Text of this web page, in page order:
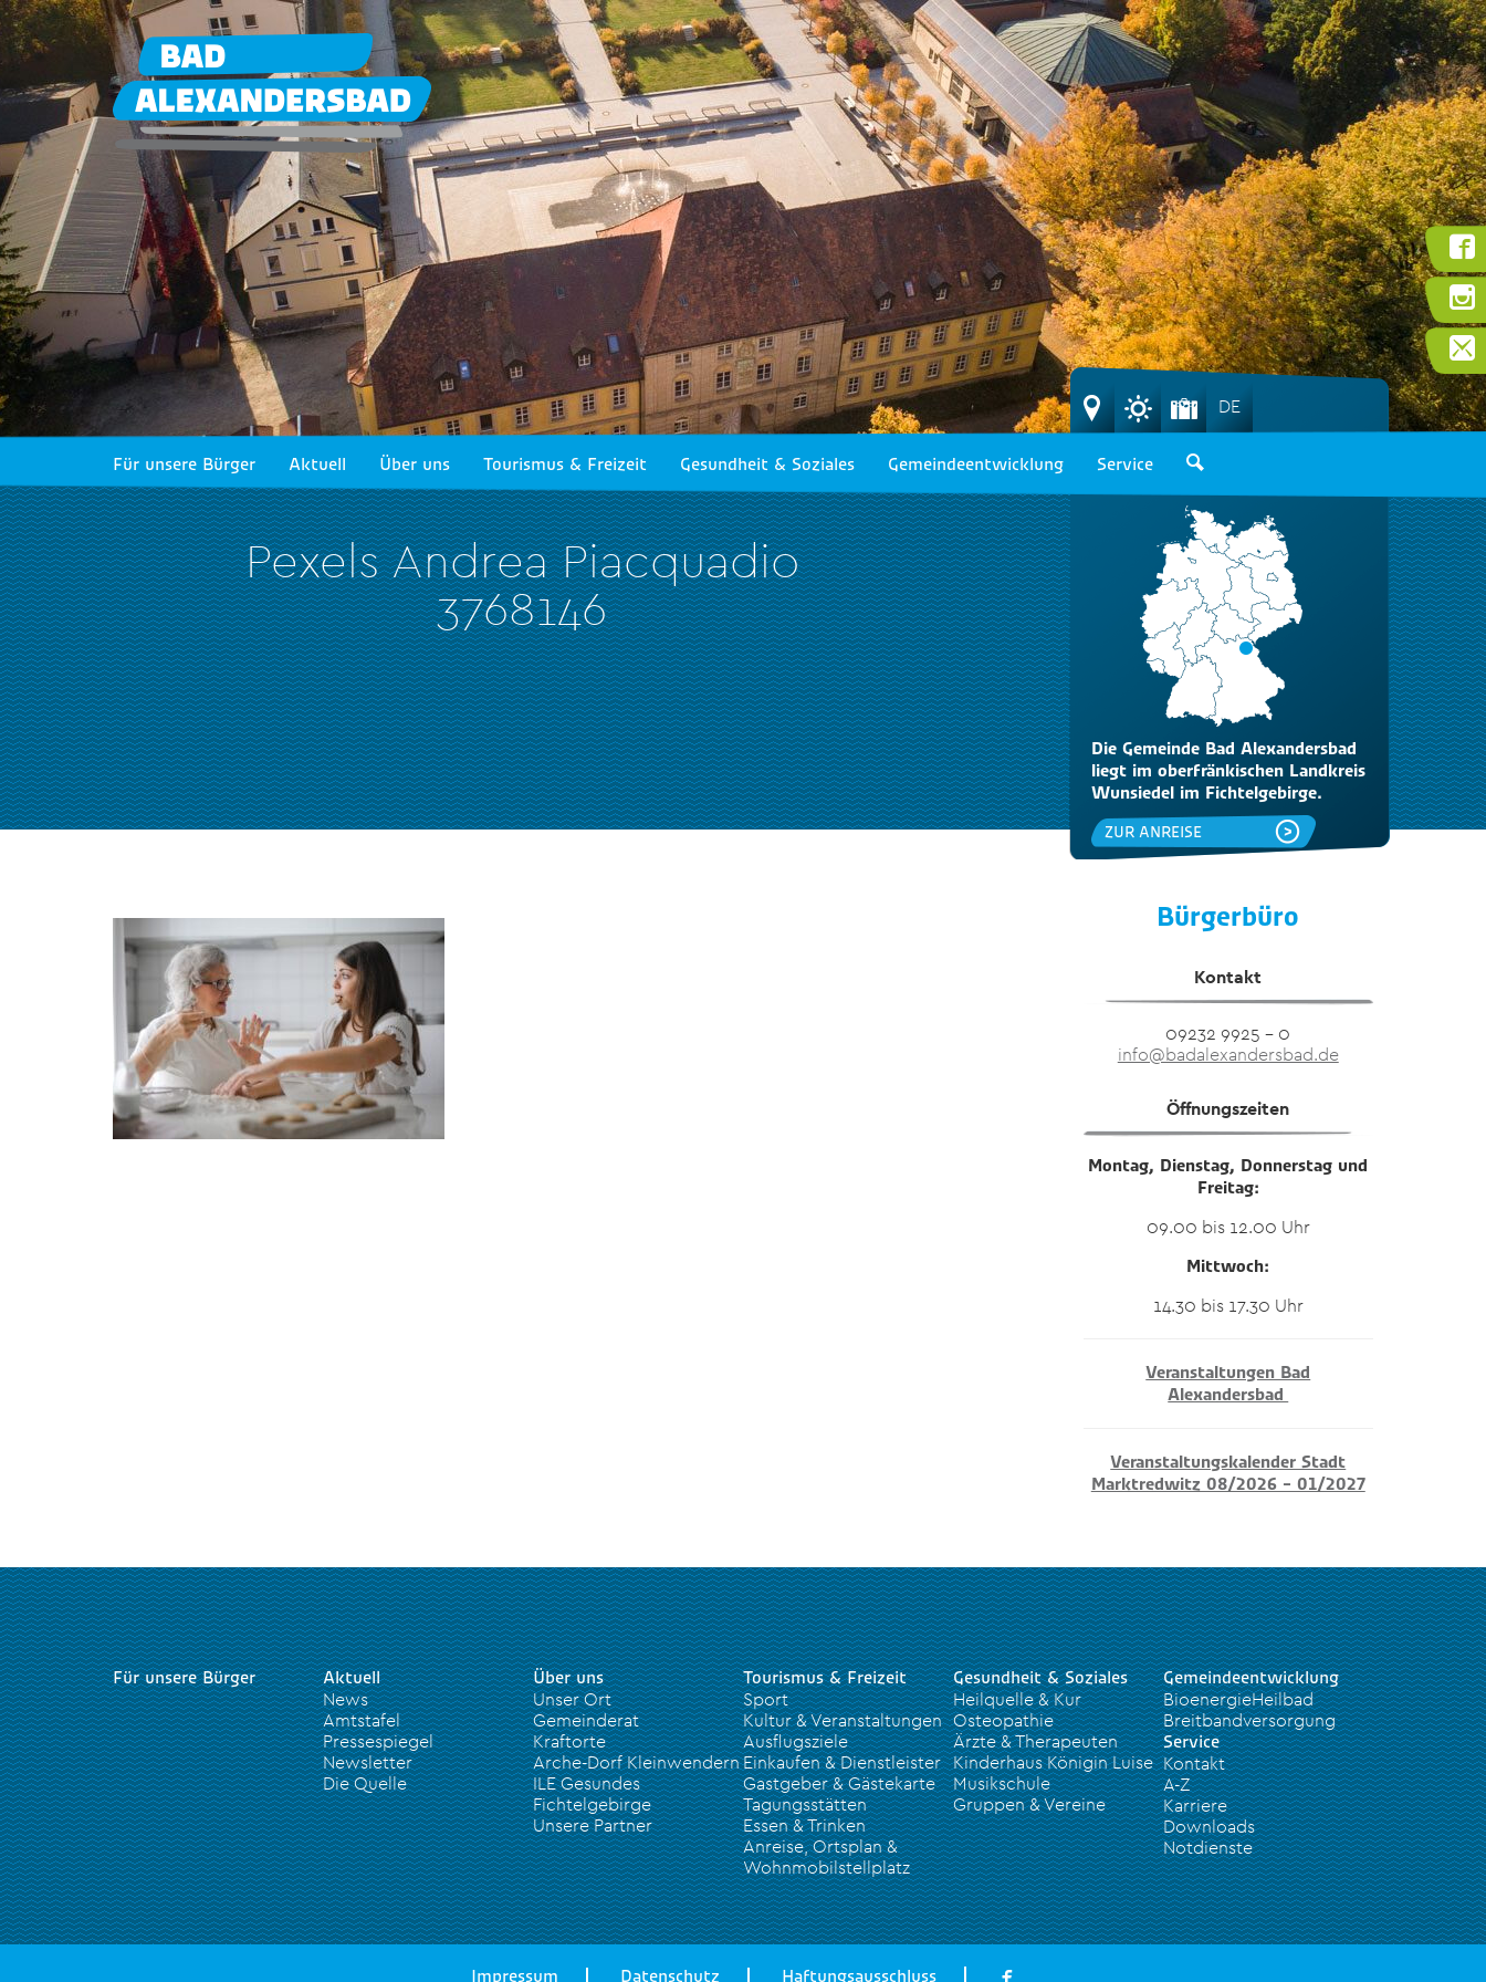
Für unsere Bürger Aktuell Über uns Tourismus & Freizeit Gesundheit & Soziales Gemeindeentwicklung Service
Pexels Andrea Piacquadio
3768146
DE
Die Gemeinde Bad Alexandersbad
liegt im oberfränkischen Landkreis
Wunsiedel im Fichtelgebirge.
ZUR ANREISE
Bürgerbüro
Kontakt
09232 9925 – 0
info@badalexandersbad.de
Öffnungszeiten
Montag, Dienstag, Donnerstag und
Freitag:
09.00 bis 12.00 Uhr
Mittwoch:
14.30 bis 17.30 Uhr
Veranstaltungen Bad
Alexandersbad
Veranstaltungskalender Stadt
Marktredwitz 08/2026 – 01/2027
Für unsere Bürger
Aktuell
News
Amtstafel
Pressespiegel
Newsletter
Die Quelle
Über uns
Unser Ort
Gemeinderat
Kraftorte
Arche-Dorf Kleinwendern
ILE Gesundes
Fichtelgebirge
Unsere Partner
Tourismus & Freizeit
Sport
Kultur & Veranstaltungen
Ausflugsziele
Einkaufen & Dienstleister
Gastgeber & Gästekarte
Tagungsstätten
Essen & Trinken
Anreise, Ortsplan &
Wohnmobilstellplatz
Gesundheit & Soziales
Heilquelle & Kur
Osteopathie
Ärzte & Therapeuten
Kinderhaus Königin Luise
Musikschule
Gruppen & Vereine
Gemeindeentwicklung
BioenergieHeilbad
Breitbandversorgung
Service
Kontakt
A-Z
Karriere
Downloads
Notdienste
Impressum Datenschutz Haftungsausschluss